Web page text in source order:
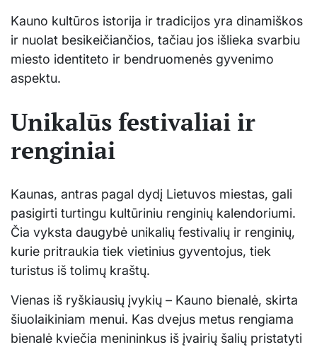
Kauno kultūros istorija ir tradicijos yra dinamiškos
ir nuolat besikeičiančios, tačiau jos išlieka svarbiu
miesto identiteto ir bendruomenės gyvenimo
aspektu.
Unikalūs festivaliai ir
renginiai
Kaunas, antras pagal dydį Lietuvos miestas, gali
pasigirti turtingu kultūriniu renginių kalendoriumi.
Čia vyksta daugybė unikalių festivalių ir renginių,
kurie pritraukia tiek vietinius gyventojus, tiek
turistus iš tolimų kraštų.
Vienas iš ryškiausių įvykių – Kauno bienalė, skirta
šiuolaikiniam menui. Kas dvejus metus rengiama
bienalė kviečia menininkus iš įvairių šalių pristatyti